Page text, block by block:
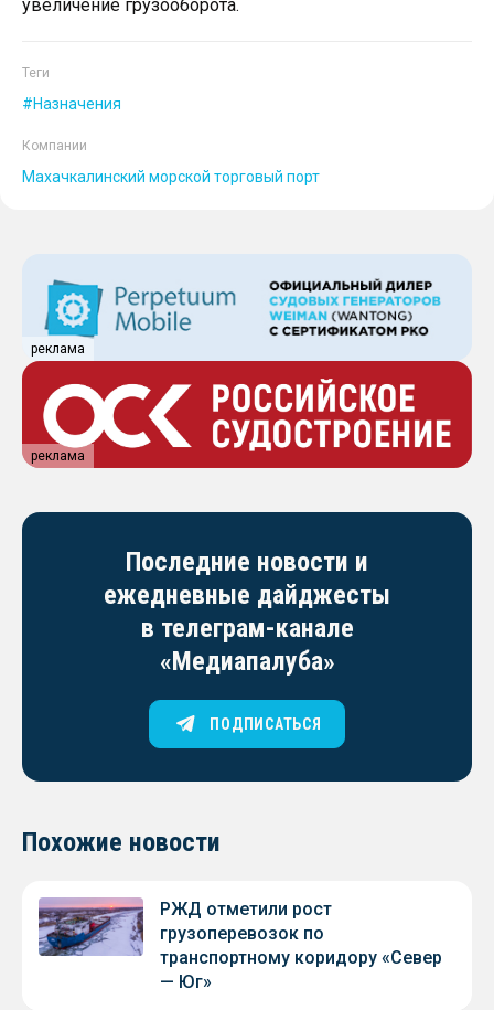
увеличение грузооборота.
Теги
Назначения
Компании
Махачкалинский морской торговый порт
реклама
реклама
Последние новости и
ежедневные дайджесты
в телеграм-канале
«Медиапалуба»
ПОДПИСАТЬСЯ
Похожие новости
РЖД отметили рост
грузоперевозок по
транспортному коридору «Север
— Юг»